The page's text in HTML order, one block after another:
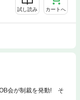
試し読み カートへ
会が制裁を発動! そ